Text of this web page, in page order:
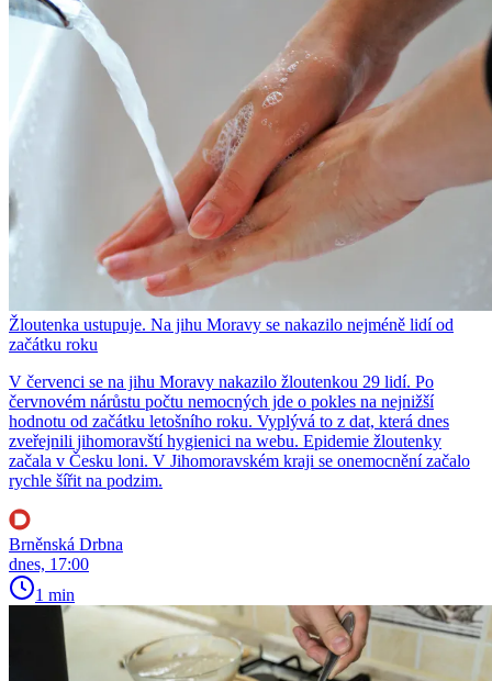
Žloutenka ustupuje. Na jihu Moravy se nakazilo nejméně lidí od
začátku roku
V červenci se na jihu Moravy nakazilo žloutenkou 29 lidí. Po
červnovém nárůstu počtu nemocných jde o pokles na nejnižší
hodnotu od začátku letošního roku. Vyplývá to z dat, která dnes
zveřejnili jihomoravští hygienici na webu. Epidemie žloutenky
začala v Česku loni. V Jihomoravském kraji se onemocnění začalo
rychle šířit na podzim.
Brněnská Drbna
dnes, 17:00
1 min